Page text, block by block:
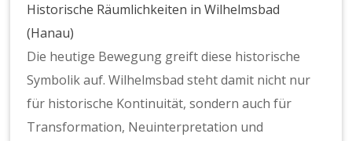
Historische Räumlichkeiten in Wilhelmsbad
(Hanau)
Die heutige Bewegung greift diese historische
Symbolik auf. Wilhelmsbad steht damit nicht nur
für historische Kontinuität, sondern auch für
Transformation, Neuinterpretation und